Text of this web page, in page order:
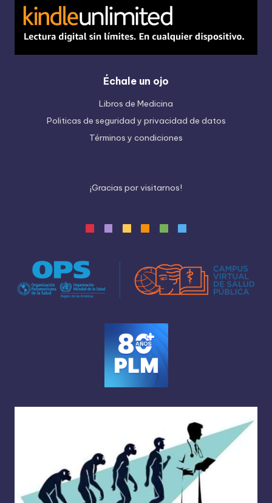
Échale un ojo
Libros de Medicina
Politicas de seguridad y privacidad de datos
Términos y condiciones
¡Gracias porvisitarnos!